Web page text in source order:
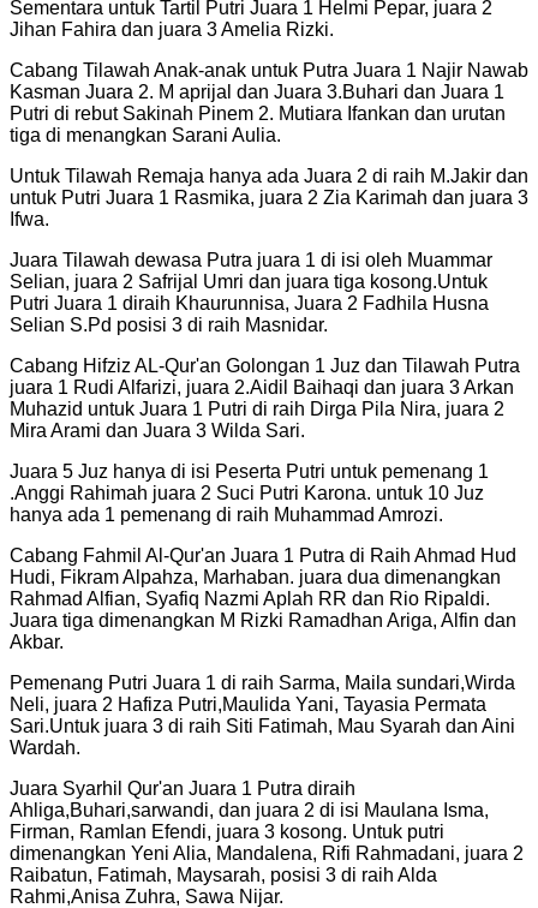
Sementara untuk Tartil Putri Juara 1 Helmi Pepar, juara 2
Jihan Fahira dan juara 3 Amelia Rizki.
Cabang Tilawah Anak-anak untuk Putra Juara 1 Najir Nawab
Kasman Juara 2. M aprijal dan Juara 3.Buhari dan Juara 1
Putri di rebut Sakinah Pinem 2. Mutiara Ifankan dan urutan
tiga di menangkan Sarani Aulia.
Untuk Tilawah Remaja hanya ada Juara 2 di raih M.Jakir dan
untuk Putri Juara 1 Rasmika, juara 2 Zia Karimah dan juara 3
Ifwa.
Juara Tilawah dewasa Putra juara 1 di isi oleh Muammar
Selian, juara 2 Safrijal Umri dan juara tiga kosong.Untuk
Putri Juara 1 diraih Khaurunnisa, Juara 2 Fadhila Husna
Selian S.Pd posisi 3 di raih Masnidar.
Cabang Hifziz AL-Qur'an Golongan 1 Juz dan Tilawah Putra
juara 1 Rudi Alfarizi, juara 2.Aidil Baihaqi dan juara 3 Arkan
Muhazid untuk Juara 1 Putri di raih Dirga Pila Nira, juara 2
Mira Arami dan Juara 3 Wilda Sari.
Juara 5 Juz hanya di isi Peserta Putri untuk pemenang 1
.Anggi Rahimah juara 2 Suci Putri Karona. untuk 10 Juz
hanya ada 1 pemenang di raih Muhammad Amrozi.
Cabang Fahmil Al-Qur'an Juara 1 Putra di Raih Ahmad Hud
Hudi, Fikram Alpahza, Marhaban. juara dua dimenangkan
Rahmad Alfian, Syafiq Nazmi Aplah RR dan Rio Ripaldi.
Juara tiga dimenangkan M Rizki Ramadhan Ariga, Alfin dan
Akbar.
Pemenang Putri Juara 1 di raih Sarma, Maila sundari,Wirda
Neli, juara 2 Hafiza Putri,Maulida Yani, Tayasia Permata
Sari.Untuk juara 3 di raih Siti Fatimah, Mau Syarah dan Aini
Wardah.
Juara Syarhil Qur'an Juara 1 Putra diraih
Ahliga,Buhari,sarwandi, dan juara 2 di isi Maulana Isma,
Firman, Ramlan Efendi, juara 3 kosong. Untuk putri
dimenangkan Yeni Alia, Mandalena, Rifi Rahmadani, juara 2
Raibatun, Fatimah, Maysarah, posisi 3 di raih Alda
Rahmi,Anisa Zuhra, Sawa Nijar.